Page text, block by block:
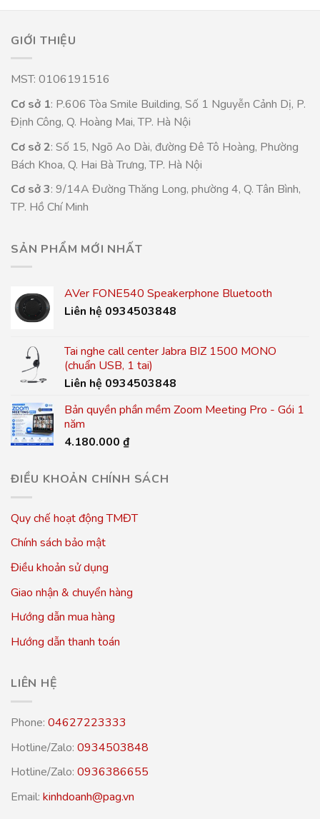
GIỚI THIỆU
MST: 0106191516
Cơ sở 1: P.606 Tòa Smile Building, Số 1 Nguyễn Cảnh Dị, P.
Định Công, Q. Hoàng Mai, TP. Hà Nội
Cơ sở 2: Số 15, Ngõ Ao Dài, đường Đê Tô Hoàng, Phường
Bách Khoa, Q. Hai Bà Trưng, TP. Hà Nội
Cơ sở 3: 9/14A Đường Thăng Long, phường 4, Q. Tân Bình,
TP. Hồ Chí Minh
SẢN PHẨM MỚI NHẤT
AVer FONE540 Speakerphone Bluetooth
Liên hệ 0934503848
Tai nghe call center Jabra BIZ 1500 MONO
(chuẩn USB, 1 tai)
Liên hệ 0934503848
Bản quyền phần mềm Zoom Meeting Pro - Gói 1
năm
4.180.000 ₫
ĐIỀU KHOẢN CHÍNH SÁCH
Quy chế hoạt động TMĐT
Chính sách bảo mật
Điều khoản sử dụng
Giao nhận & chuyển hàng
Hướng dẫn mua hàng
Hướng dẫn thanh toán
LIÊN HỆ
Phone: 04627223333
Hotline/Zalo: 0934503848
Hotline/Zalo: 0936386655
Email: kinhdoanh@pag.vn